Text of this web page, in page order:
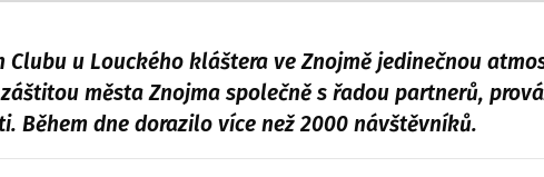
Clubu u Louckého kláštera ve Znojmě jedinečnou
města Znojma společně s řadou partnerů,
Během dne dorazilo více než 2000 návštěvníků.